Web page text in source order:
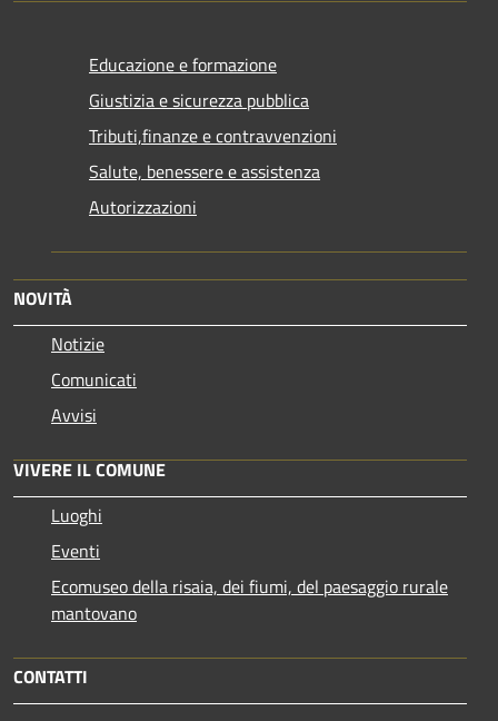
Educazione e formazione
Giustizia e sicurezza pubblica
Tributi,finanze e contravvenzioni
Salute, benessere e assistenza
Autorizzazioni
NOVITÀ
Notizie
Comunicati
Avvisi
VIVERE IL COMUNE
Luoghi
Eventi
Ecomuseo della risaia, dei fiumi, del paesaggio rurale
mantovano
CONTATTI